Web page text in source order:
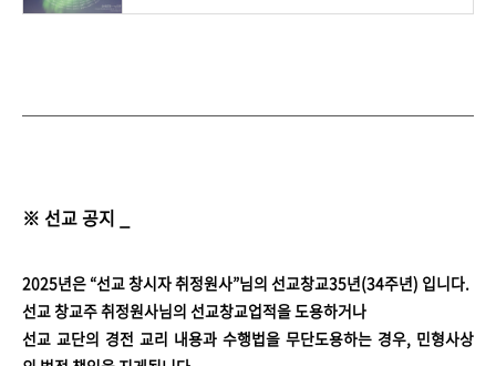
※ 선교 공지 _
2025년은 “선교 창시자 취정원사”님의 선교창교35년(34주년) 입니다.
선교 창교주 취정원사님의 선교창교업적을 도용하거나
선교 교단의 경전 교리 내용과 수행법을 무단도용하는 경우, 민형사상